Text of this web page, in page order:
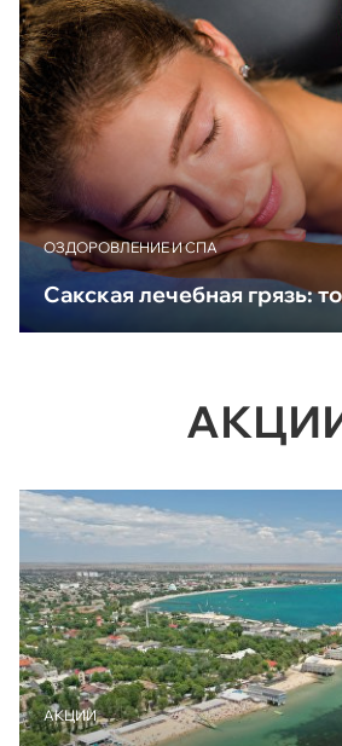
ОЗДОРОВЛЕНИЕ И СПА
Сакская лечебная грязь:
АКЦИИ